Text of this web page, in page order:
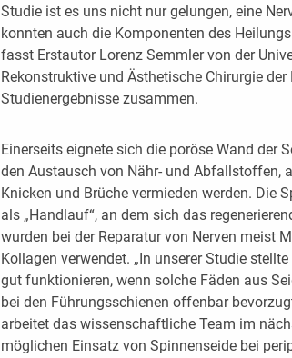
Studie ist es uns nicht nur gelungen, eine
konnten auch die Komponenten des
fasst Erstautor Lorenz Semmler von der
Rekonstruktive und Ästhetische Chirurgie
Studienergebnisse zusammen.
Einerseits eignete sich die poröse Wand der
den Austausch von Nähr- und Abfallstoffen,
Knicken und Brüche vermieden werden. Die
als „Handlauf“, an dem sich das
wurden bei der Reparatur von Nerven meist
Kollagen verwendet. „In unserer Studie
gut funktionieren, wenn solche Fäden aus
bei den Führungsschienen offenbar
arbeitet das wissenschaftliche Team im
möglichen Einsatz von Spinnenseide bei